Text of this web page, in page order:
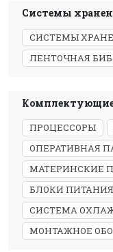
Системы
СИСТЕМЫ
ЛЕНТОЧНАЯ
ПРОЦЕССОРЫ
ОПЕРАТИВНАЯ
МАТЕРИНСКИЕ
БЛОКИ ПИТАНИЯ
СИСТЕМА
МОНТАЖНОЕ